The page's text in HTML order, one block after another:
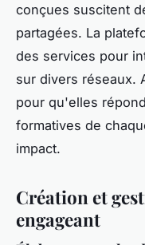
conçues suscitent
partagées. La
des services pour
sur divers réseaux.
pour qu'elles
formatives de
impact.
Création et
engageant